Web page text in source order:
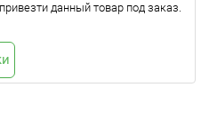
данный товар под заказ.